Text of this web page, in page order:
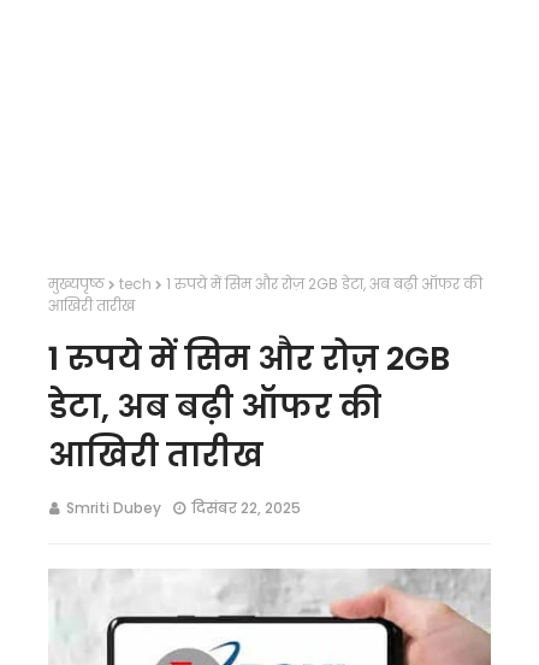
मुख्यपृष्ठ tech
1 रुपये में सिम और रोज़ 2GB डेटा, अब बढ़ी ऑफर की
आखिरी तारीख
1 रुपये में सिम और रोज़ 2GB
डेटा, अब बढ़ी ऑफर की
आखिरी तारीख
Smriti Dubey दिसंबर 22, 2025